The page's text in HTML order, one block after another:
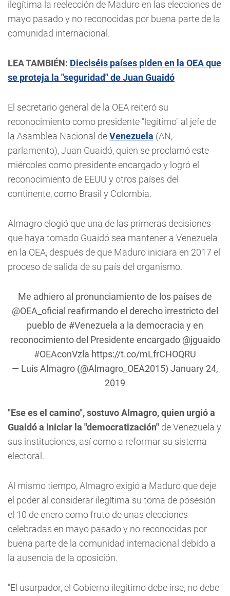
ilegítima la reelección de Maduro en las elecciones de
mayo pasado y no reconocidas por buena parte de la
comunidad internacional.
LEA TAMBIÉN: Dieciséis países piden en la OEA que
se proteja la "seguridad" de Juan Guaidó
El secretario general de la OEA reiteró su
reconocimiento como presidente "legítimo" al jefe de
la Asamblea Nacional deVenezuela (AN,
parlamento), Juan Guaidó, quien se proclamó este
miércoles como presidente encargado y logró el
reconocimiento de EEUU y otros países del
continente, como Brasil y Colombia.
Almagro elogió que una de las primeras decisiones
que haya tomado Guaidó sea mantener a Venezuela
en la OEA, después de que Maduro iniciara en 2017 el
proceso de salida de su país del organismo.
Me adhiero al pronunciamiento de los países de
@OEA_oficial reafirmando el derecho irrestricto del
pueblo de #Venezuela a la democracia y en
reconocimiento del Presidente encargado @jguaido
#OEAconVzla https://t.co/mLfrCHOQRU
— Luis Almagro (@Almagro_OEA2015) January 24,
2019
"Ese es el camino", sostuvo Almagro, quien urgió a
Guaidó a iniciar la "democratización" de Venezuela y
sus instituciones, así como a reformar su sistema
electoral.
Al mismo tiempo, Almagro exigió a Maduro que deje
el poder al considerar ilegítima su toma de posesión
el 10 de enero como fruto de unas elecciones
celebradas en mayo pasado y no reconocidas por
buena parte de la comunidad internacional debido a
la ausencia de la oposición.
"El usurpador, el Gobierno ilegítimo debe irse, no debe